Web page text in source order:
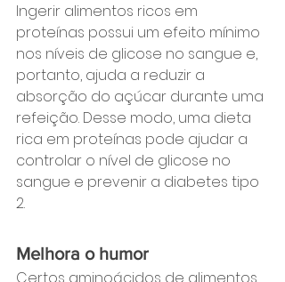
Ingerir alimentos ricos em
proteínas possui um efeito mínimo
nos níveis de glicose no sangue e,
portanto, ajuda a reduzir a
absorção do açúcar durante uma
refeição. Desse modo, uma dieta
rica em proteínas pode ajudar a
controlar o nível de glicose no
sangue e prevenir a diabetes tipo
2.
Melhora o humor